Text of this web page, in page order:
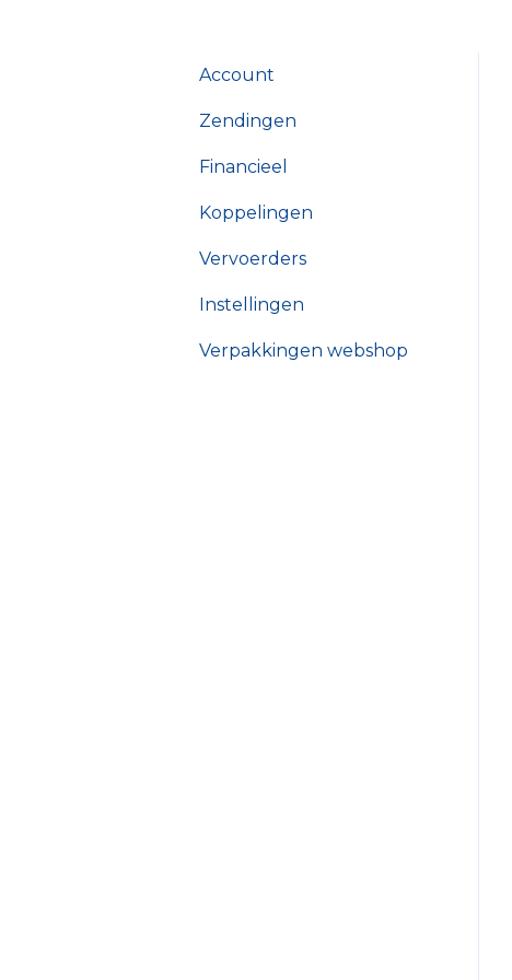
Account
Zendingen
Financieel
Koppelingen
Vervoerders
Instellingen
Verpakkingen webshop